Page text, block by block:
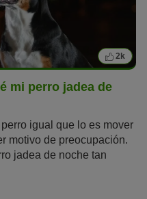
2k
mi perro jadea de
igual que lo es mover
motivo de preocupación.
jadea de noche tan